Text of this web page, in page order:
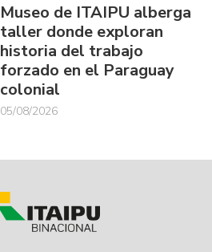
Museo de ITAIPU alberga
taller donde exploran
historia del trabajo
forzado en el Paraguay
colonial
05/08/2026